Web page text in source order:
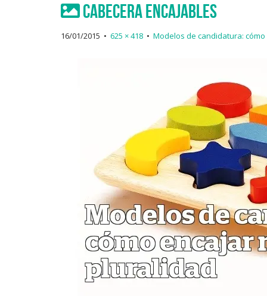
Cabecera encajables
16/01/2015 • 625 × 418 • Modelos de candidatura: